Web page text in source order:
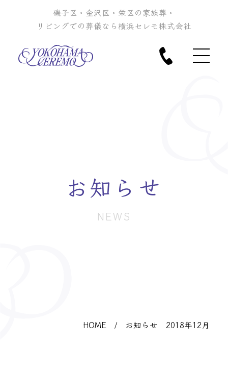
磯子区・金沢区・栄区の家族葬・
リビングでの葬儀なら横浜セレモ株式会社
お知らせ
NEWS
HOME / お知らせ 2018年12月